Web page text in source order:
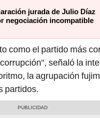
jurada de Julio Díaz
negociación incompatible
como el partido más
señaló la
la agrupación
partidos.